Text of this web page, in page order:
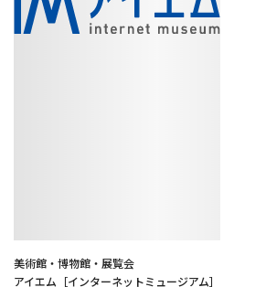
美術館・博物館・展覧会
アイエム［インターネットミュージアム］